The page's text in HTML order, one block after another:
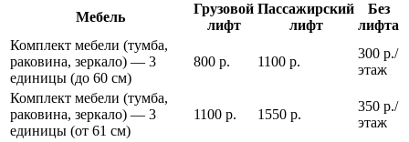
Мебель
Грузовой
лифт
Пассажирский
лифт
Без
лифта
Комплект мебели (тумба,
раковина, зеркало) — 3
единицы (до 60 см)
800 р. 1100 р.
300 р./
этаж
Комплект мебели (тумба,
раковина, зеркало) — 3
единицы (от 61 см)
1100 р. 1550 р.
350 р./
этаж